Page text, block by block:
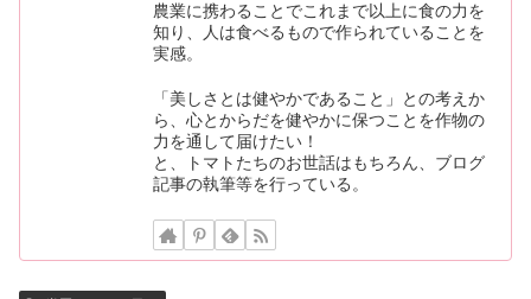
農業に携わることでこれまで以上に食の力を
知り、人は食べるもので作られていることを
実感。
「美しさとは健やかであること」との考えか
ら、心とからだを健やかに保つことを作物の
力を通して届けたい！
と、トマトたちのお世話はもちろん、ブログ
記事の執筆等を行っている。